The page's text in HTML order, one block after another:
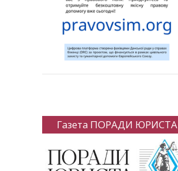
Газета ПОРАДИ ЮРИСТА